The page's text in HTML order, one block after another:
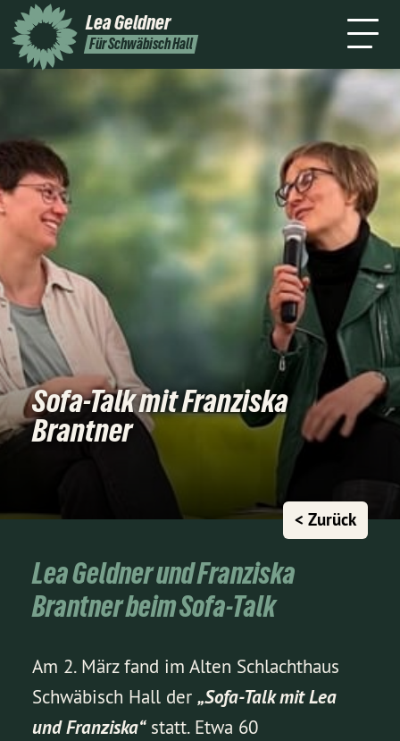
LeaGeldner
Für Schwäbisch Hall
Termine Podcast
mich
Sofa-Talk mit Franziska
Brantner
< Zurück
Lea Geldner und Franziska
Brantner beim Sofa-Talk
Am 2. März fand im Alten Schlachthaus
Schwäbisch Hall der„Sofa-Talk mit Lea
und Franziska“statt. Etwa 60